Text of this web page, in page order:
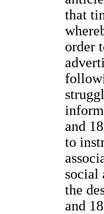
that
order
and
to
social
the
and